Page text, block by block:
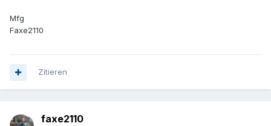
Mfg
Faxe2110
Zitieren
faxe2110